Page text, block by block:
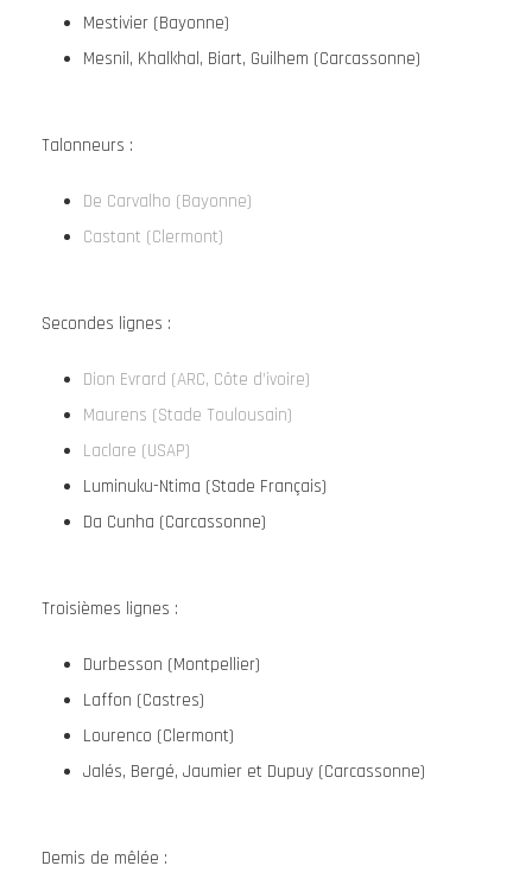
Mestivier (Bayonne)
Mesnil, Khalkhal, Biart, Guilhem (Carcassonne)
Talonneurs :
De Carvalho (Bayonne)
Castant (Clermont)
Secondes lignes :
Dion Evrard (ARC, Côte d’ivoire)
Maurens (Stade Toulousain)
Laclare (USAP)
Luminuku-Ntima (Stade Français)
Da Cunha (Carcassonne)
Troisièmes lignes :
Durbesson (Montpellier)
Laffon (Castres)
Lourenco (Clermont)
Jalés, Bergé, Jaumier et Dupuy (Carcassonne)
Demis de mêlée :